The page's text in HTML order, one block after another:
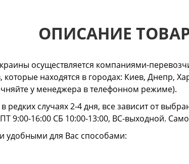
ОПИСАНИЕ
осуществляется компаниями-
которые находятся в городах: Киев, Днепр,
у менеджера в телефонном режиме).
редких случаях 2-4 дня, все зависит от
9:00-16:00 СБ 10:00-13:00, ВС-выходной.
удобными для Вас способами: